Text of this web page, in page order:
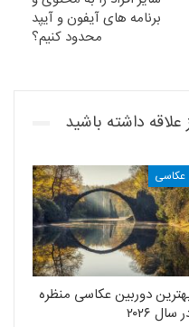
برنامه های آیفون و آیپد
محدود کنیم؟
داشته باشید
عکاسی
دوربین عکاسی منظره
سال ۲۰۲۶